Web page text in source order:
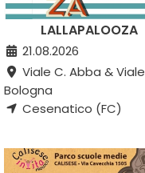
LALLAPALOOZA
21.08.2026
Viale C. Abba & Viale
Bologna
Cesenatico (FC)